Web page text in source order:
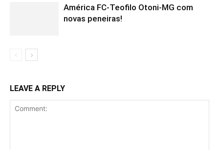
América FC-Teofilo Otoni-MG com
novas peneiras!
LEAVE A REPLY